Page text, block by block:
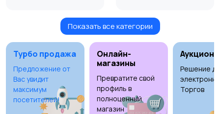
Красота и здоровье
37
Перевозки
Ремонт и
строительство52
Компьютерные
услуги12
Показать все категории
Турбо продажа
Предложение от
Вас увидит
максимум
посетителей!
Онлайн-
магазины
Превратите свой
профиль в
полноценный
магазин
Аукционы
Решение
Торгов